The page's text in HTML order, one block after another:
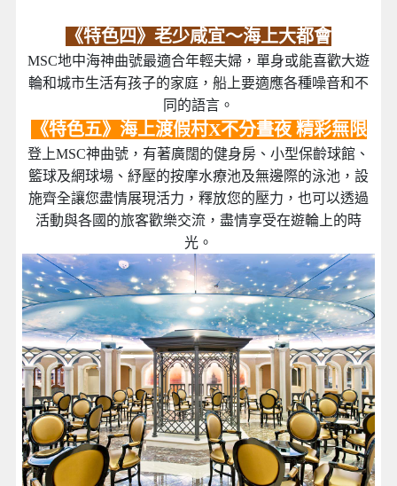
《特色四》老少咸宜～海上大都會
MSC地中海神曲號最適合年輕夫婦，單身或能喜歡大遊
輪和城市生活有孩子的家庭，船上要適應各種噪音和不
同的語言。
《特色五》海上渡假村X不分晝夜 精彩無限
登上MSC神曲號，有著廣闊的健身房、小型保齡球館、
籃球及網球場、紓壓的按摩水療池及無邊際的泳池，設
施齊全讓您盡情展現活力，釋放您的壓力，也可以透過
活動與各國的旅客歡樂交流，盡情享受在遊輪上的時
光。